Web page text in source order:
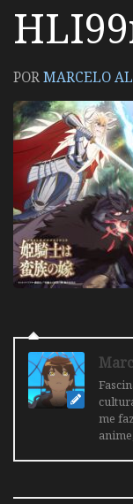
PORMARCELO
me